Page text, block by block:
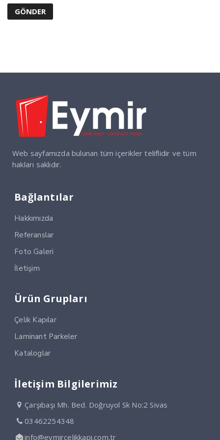
Web sayfamızda bulunan tüm içerikler teliflidir ve tüm
hakları saklıdır.
Bağlantılar
Hakkımızda
Referanslar
Foto Galeri
İletişim
Ürün Grupları
Çelik Kapılar
Laminant Parkeler
Kataloglar
İletişim Bilgilerimiz
Çarşıbaşı Mh. Bed. Doğruyol Sk No:2 Sivas
03462254348
info@eymircelikkapi.com.tr